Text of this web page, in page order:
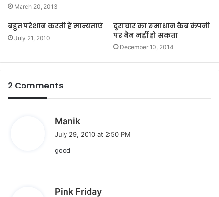
March 20, 2013
बहुत परेशान करती हैं मान्यताएं
July 21, 2010
दुराचार का समाधान कैब कंपनी
पर बैन नहीं हो सकता
December 10, 2014
2 Comments
Manik
July 29, 2010 at 2:50 PM
good
Pink Friday